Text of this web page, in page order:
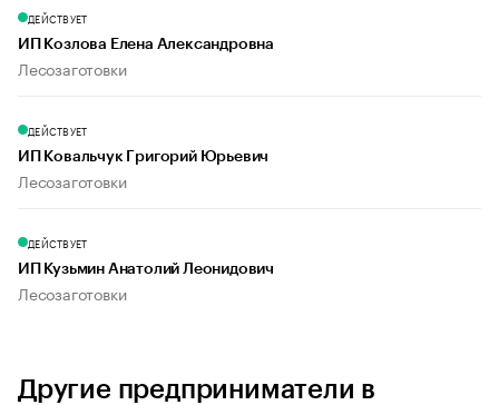
ДЕЙСТВУЕТ
ИП Козлова Елена Александровна
Лесозаготовки
ДЕЙСТВУЕТ
ИП Ковальчук Григорий Юрьевич
Лесозаготовки
ДЕЙСТВУЕТ
ИП Кузьмин Анатолий Леонидович
Лесозаготовки
Другие предприниматели в